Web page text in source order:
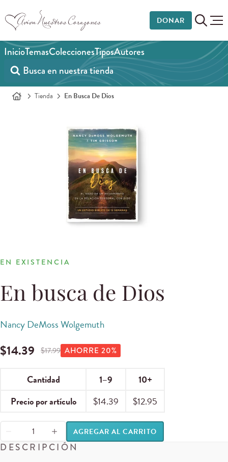
DONAR
InicioTemasColeccionesTiposAutores
Tienda En Busca De Dios
EN EXISTENCIA
En busca de Dios
Nancy DeMoss Wolgemuth
$14.39 $17.99 AHORRE 20%
Cantidad 1–9
10+
Precio por artículo
$14.39 $12.95
AGREGAR AL CARRITO
DESCRIPCIÓN